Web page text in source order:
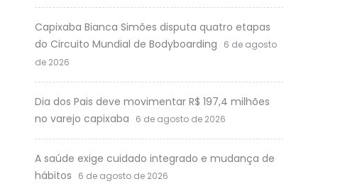
Capixaba Bianca Simões disputa quatro etapas
do Circuito Mundial de Bodyboarding
6 de agosto
de 2026
Dia dos Pais deve movimentar R$ 197,4 milhões
no varejo capixaba
6 de agosto de 2026
A saúde exige cuidado integrado e mudança de
hábitos
6 de agosto de 2026